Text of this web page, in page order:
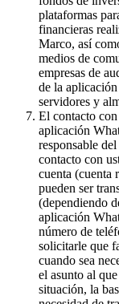
plataformas
financieras
Marco, así
medios de
empresas de
de la
servidores y
El contacto con
aplicación
responsable
contacto con
cuenta (cuenta
pueden ser
(dependiendo
aplicación
número de
solicitarle que
cuando sea
el asunto al
situación, la